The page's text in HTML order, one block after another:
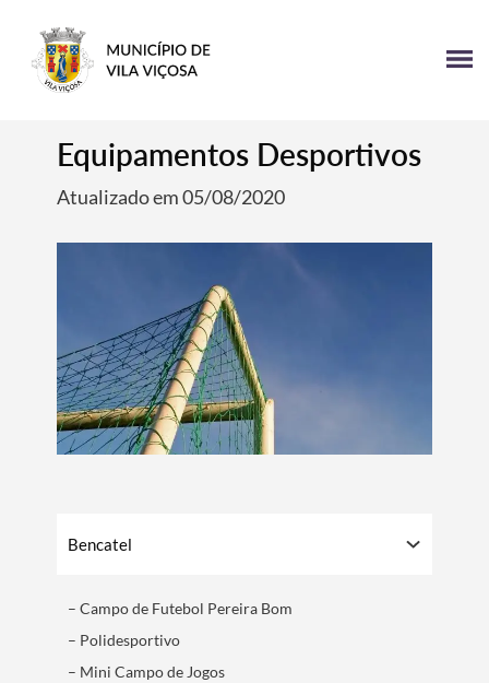
Equipamentos Desportivos
Atualizado em 05/08/2020
Bencatel
– Campo de Futebol Pereira Bom
– Polidesportivo
– Mini Campo de Jogos